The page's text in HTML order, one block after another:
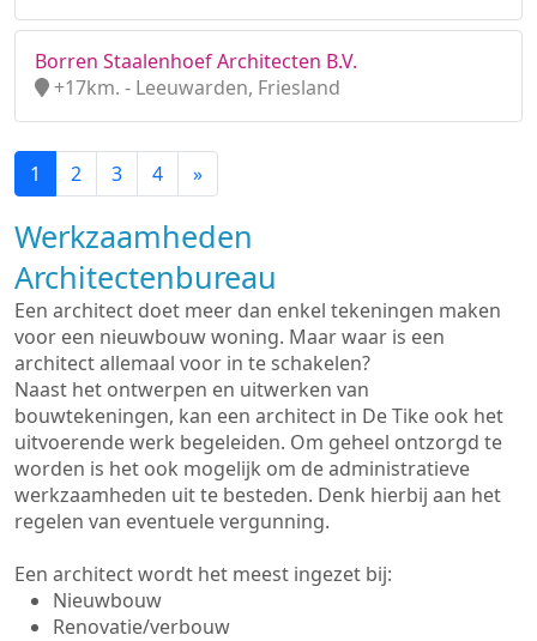
Borren Staalenhoef Architecten B.V.
+17km. - Leeuwarden, Friesland
1 2 3 4 »
Werkzaamheden
Architectenbureau
Een architect doet meer dan enkel tekeningen maken
voor een nieuwbouw woning. Maar waar is een
architect allemaal voor in te schakelen?
Naast het ontwerpen en uitwerken van
bouwtekeningen, kan een architect in De Tike ook het
uitvoerende werk begeleiden. Om geheel ontzorgd te
worden is het ook mogelijk om de administratieve
werkzaamheden uit te besteden. Denk hierbij aan het
regelen van eventuele vergunning.
Een architect wordt het meest ingezet bij:
Nieuwbouw
Renovatie/verbouw